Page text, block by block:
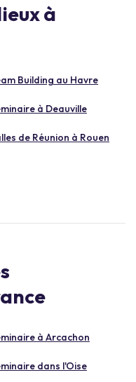
à
Building au Havre
à Deauville
de Réunion à Rouen
à Arcachon
dans l'Oise